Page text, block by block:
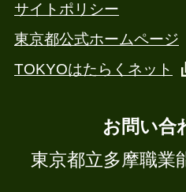
サイトポリシー
東京都公式ホームページ
TOKYOはたらくネット
お問い合
東京都立多摩職業